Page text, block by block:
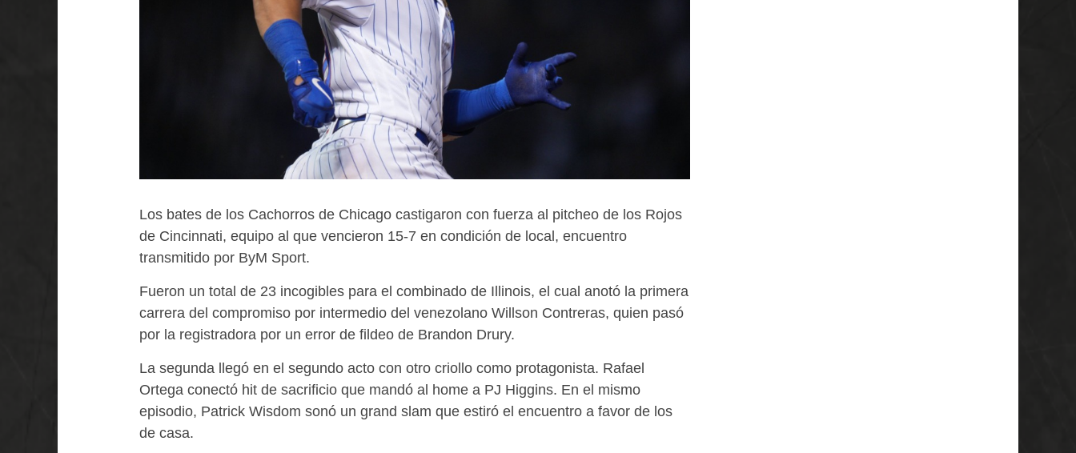
Los bates de los Cachorros de Chicago castigaron con fuerza al pitcheo de los Rojos
de Cincinnati, equipo al que vencieron 15-7 en condición de local, encuentro
transmitido por ByM Sport.
Fueron un total de 23 incogibles para el combinado de Illinois, el cual anotó la primera
carrera del compromiso por intermedio del venezolano Willson Contreras, quien pasó
por la registradora por un error de fildeo de Brandon Drury.
La segunda llegó en el segundo acto con otro criollo como protagonista. Rafael
Ortega conectó hit de sacrificio que mandó al home a PJ Higgins. En el mismo
episodio, Patrick Wisdom sonó un grand slam que estiró el encuentro a favor de los
de casa.